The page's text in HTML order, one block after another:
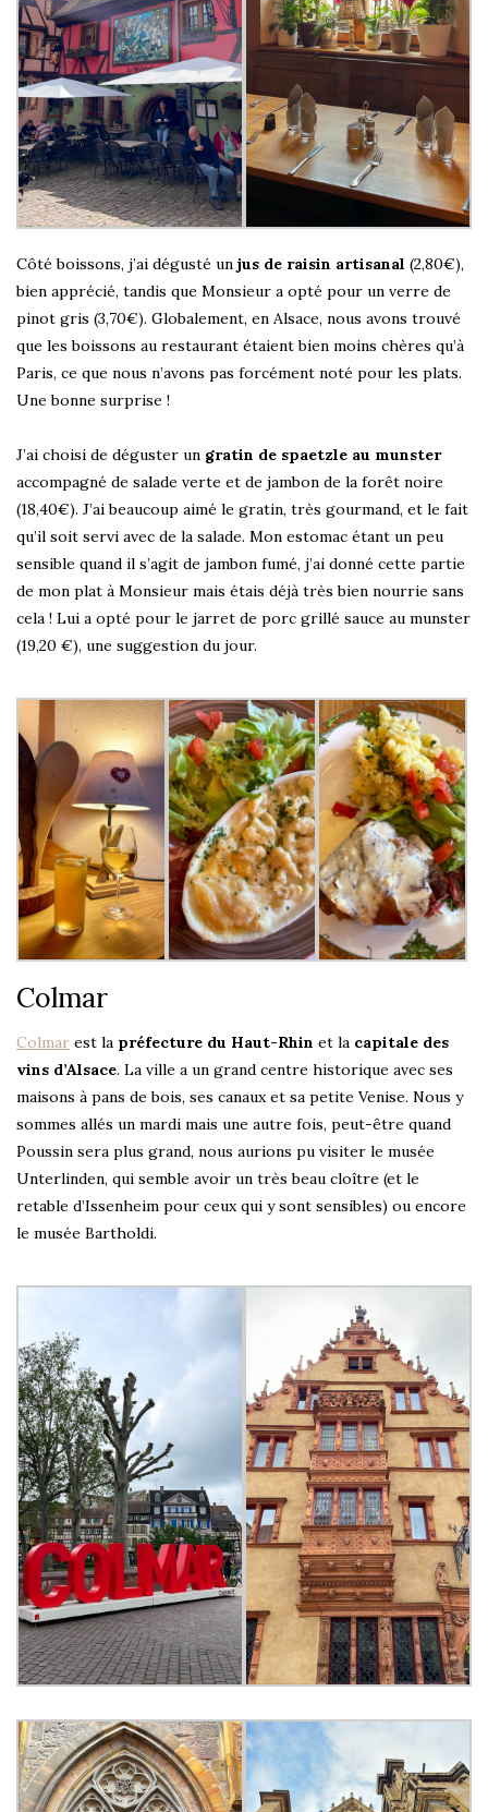
Côté boissons, j’ai dégusté un jus de raisin artisanal (2,80€),
bien apprécié, tandis que Monsieur a opté pour un verre de
pinot gris (3,70€). Globalement, en Alsace, nous avons trouvé
que les boissons au restaurant étaient bien moins chères qu’à
Paris, ce que nous n’avons pas forcément noté pour les plats.
Une bonne surprise !
J’ai choisi de déguster un gratin de spaetzle au munster
accompagné de salade verte et de jambon de la forêt noire
(18,40€). J’ai beaucoup aimé le gratin, très gourmand, et le fait
qu’il soit servi avec de la salade. Mon estomac étant un peu
sensible quand il s’agit de jambon fumé, j’ai donné cette partie
de mon plat à Monsieur mais étais déjà très bien nourrie sans
cela ! Lui a opté pour le jarret de porc grillé sauce au munster
(19,20 €), une suggestion du jour.
Colmar
Colmar est la préfecture du Haut-Rhin et la capitale des
vins d’Alsace. La ville a un grand centre historique avec ses
maisons à pans de bois, ses canaux et sa petite Venise. Nous y
sommes allés un mardi mais une autre fois, peut-être quand
Poussin sera plus grand, nous aurions pu visiter le musée
Unterlinden, qui semble avoir un très beau cloître (et le
retable d’Issenheim pour ceux qui y sont sensibles) ou encore
le musée Bartholdi.